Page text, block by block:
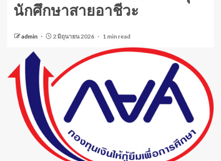
นักศึกษาสายอาชีวะ
admin 2 มิถุนายน 2026 1 min read